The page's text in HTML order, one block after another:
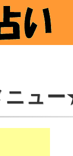
ニュ